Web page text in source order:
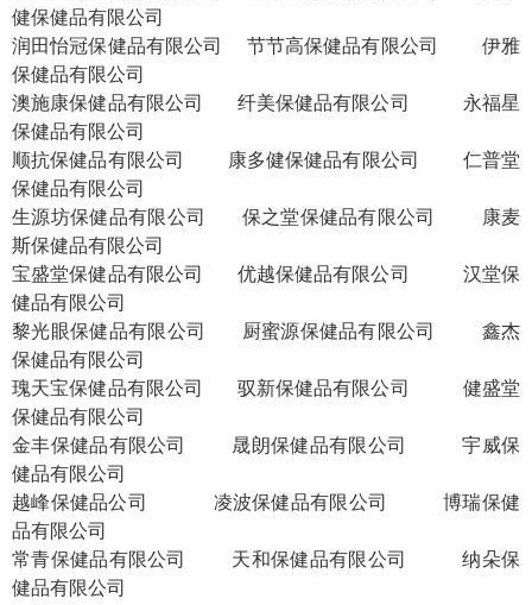
健保健品有限公司
润田怡冠保健品有限公司
节节高保健品有限公司
伊雅
保健品有限公司
澳施康保健品有限公司
纤美保健品有限公司
永福星
保健品有限公司
顺抗保健品有限公司
康多健保健品有限公司
仁普堂
保健品有限公司
生源坊保健品有限公司
保之堂保健品有限公司
康麦
斯保健品有限公司
宝盛堂保健品有限公司
优越保健品有限公司
汉堂保
健品有限公司
黎光眼保健品有限公司
厨蜜源保健品有限公司
鑫杰
保健品有限公司
瑰天宝保健品有限公司
驭新保健品有限公司
健盛堂
保健品有限公司
金丰保健品有限公司
晟朗保健品有限公司
宇威保
健品有限公司
越峰保健品公司
凌波保健品有限公司
博瑞保健
品有限公司
常青保健品有限公司
天和保健品有限公司
纳朵保
健品有限公司